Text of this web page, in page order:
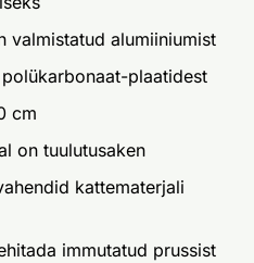
valmistatud alumiiniumist
plaatidest
cm
on tuulutusaken
kattematerjali
immutatud prussist